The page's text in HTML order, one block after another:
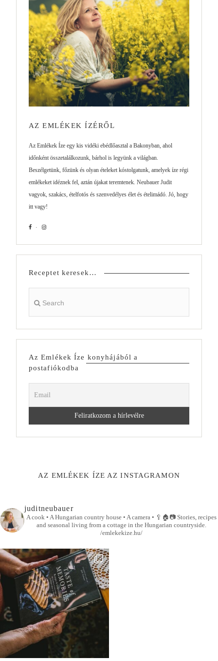
AZ EMLÉKEK ÍZÉRŐL
Az Emlékek Íze egy kis vidéki ebédlőasztal a Bakonyban, ahol
időnként összetalálkozunk, bárhol is legyünk a világban.
Beszélgetünk, főzünk és olyan ételeket kóstolgatunk, amelyek íze régi
emlékeket idéznek fel, aztán újakat teremtenek. Neubauer Judit
vagyok, szakács, ételfotós és szenvedélyes élet és ételimádó. Jó, hogy
itt vagy!
Receptet keresek…
Az Emlékek Íze konyhájából a
postafiókodba
AZ EMLÉKEK ÍZE AZ INSTAGRAMON
juditneubauer
A cook • A Hungarian country house • A camera • 🥄🏠📷Stories, recipes
and seasonal living from a cottage in the Hungarian countryside.
/emlekekize.hu/